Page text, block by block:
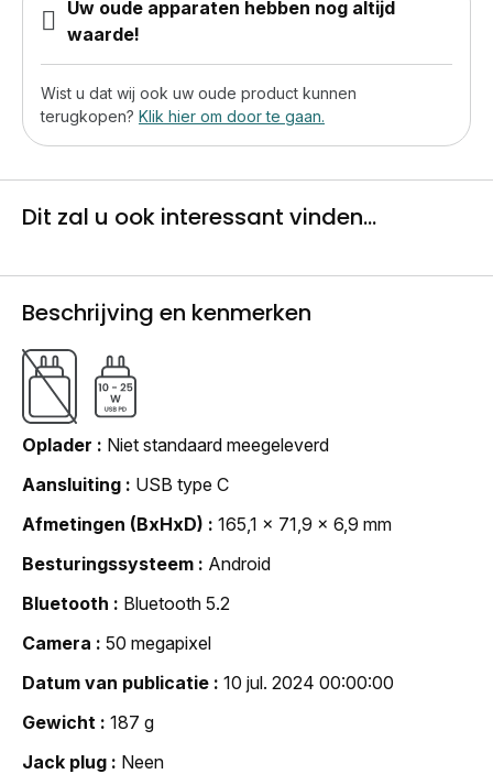
Uw oude apparaten hebben nog altijd
waarde!
Wist u dat wij ook uw oude product kunnen
terugkopen? Klik hier om door te gaan.
Dit zal u ook interessant vinden...
Beschrijving en kenmerken
Oplader
Niet standaard meegeleverd
Aansluiting
USB type C
Afmetingen (BxHxD)
165,1 x 71,9 x 6,9 mm
Besturingssysteem
Android
Bluetooth
Bluetooth 5.2
Camera
50 megapixel
Datum van publicatie
10 jul. 2024 00:00:00
Gewicht
187 g
Jack plug
Neen